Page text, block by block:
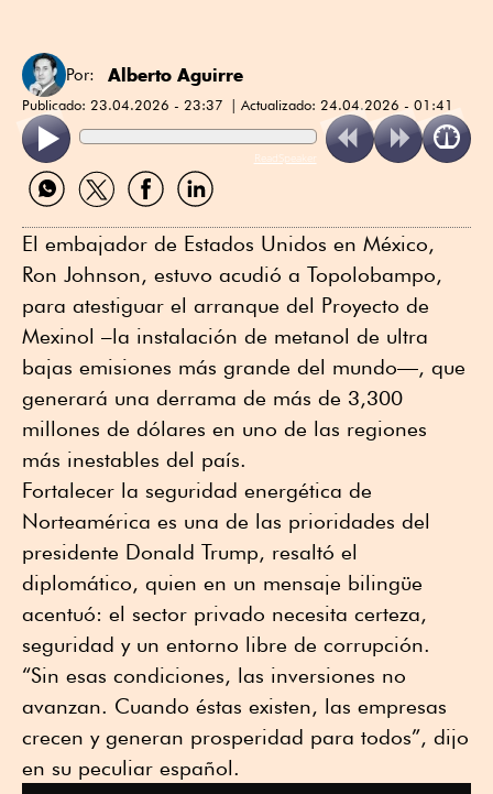
Por: Alberto Aguirre
Publicado: 23.04.2026 - 23:37 Actualizado: 24.04.2026 - 01:41
ReadSpeaker
Compartir
por
Compartir
por
Compartir
por
Compartir
por
El embajador de Estados Unidos en México,
Ron Johnson, estuvo acudió a Topolobampo,
para atestiguar el arranque del Proyecto de
Mexinol –la instalación de metanol de ultra
bajas emisiones más grande del mundo—, que
generará una derrama de más de 3,300
millones de dólares en uno de las regiones
más inestables del país.
Fortalecer la seguridad energética de
Norteamérica es una de las prioridades del
presidente Donald Trump, resaltó el
diplomático, quien en un mensaje bilingüe
acentuó: el sector privado necesita certeza,
seguridad y un entorno libre de corrupción.
“Sin esas condiciones, las inversiones no
avanzan. Cuando éstas existen, las empresas
crecen y generan prosperidad para todos”, dijo
en su peculiar español.